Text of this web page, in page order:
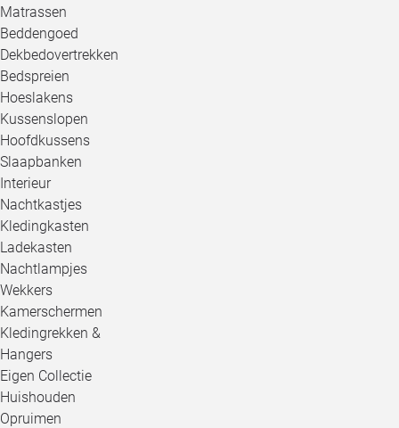
Matrassen
Beddengoed
Dekbedovertrekken
Bedspreien
Hoeslakens
Kussenslopen
Hoofdkussens
Slaapbanken
Interieur
Nachtkastjes
Kledingkasten
Ladekasten
Nachtlampjes
Wekkers
Kamerschermen
Kledingrekken &
Hangers
Eigen Collectie
Huishouden
Opruimen